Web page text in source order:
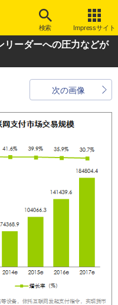
検索 Impressサイト
リーダーへの圧力などが
次の画像